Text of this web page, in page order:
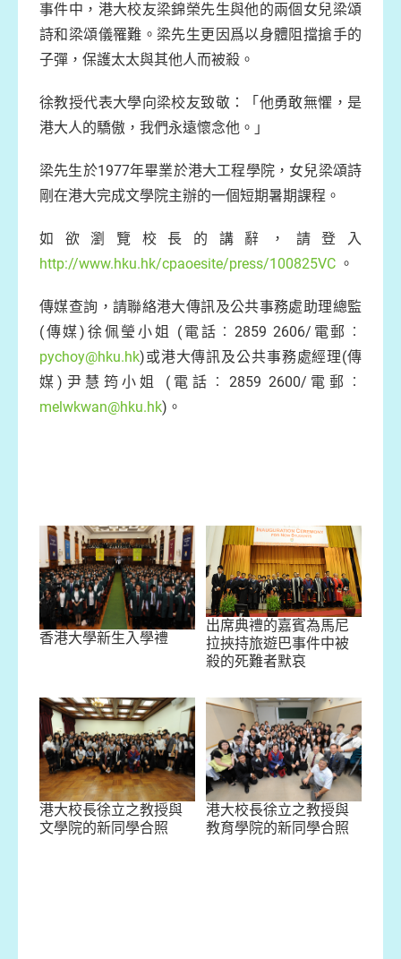
事件中，港大校友梁錦榮先生與他的兩個女兒梁頌
詩和梁頌儀罹難。梁先生更因爲以身體阻擋搶手的
子彈，保護太太與其他人而被殺。
徐教授代表大學向梁校友致敬：「他勇敢無懼，是
港大人的驕傲，我們永遠懷念他。」
梁先生於1977年畢業於港大工程學院，女兒梁頌詩
剛在港大完成文學院主辦的一個短期暑期課程。
如欲瀏覽校長的講辭，請登入
http://www.hku.hk/cpaoesite/press/100825VC 。
傳媒查詢，請聯絡港大傳訊及公共事務處助理總監
(傳媒)徐佩瑩小姐 (電話︰2859 2606/電郵︰
pychoy@hku.hk)或港大傳訊及公共事務處經理(傳
媒)尹慧筠小姐 (電話︰2859 2600/電郵︰
melwkwan@hku.hk)。
香港大學新生入學禮
出席典禮的嘉賓為馬尼
拉挾持旅遊巴事件中被
殺的死難者默哀
港大校長徐立之教授與
文學院的新同學合照
港大校長徐立之教授與
教育學院的新同學合照